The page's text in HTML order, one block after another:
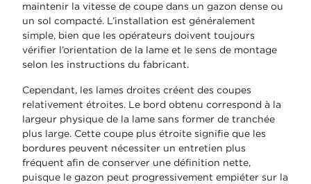
maintenir la vitesse de coupe dans un gazon dense ou
un sol compacté. L’installation est généralement
simple, bien que les opérateurs doivent toujours
vérifier l’orientation de la lame et le sens de montage
selon les instructions du fabricant.
Cependant, les lames droites créent des coupes
relativement étroites. Le bord obtenu correspond à la
largeur physique de la lame sans former de tranchée
plus large. Cette coupe plus étroite signifie que les
bordures peuvent nécessiter un entretien plus
fréquent afin de conserver une définition nette,
puisque le gazon peut progressivement empiéter sur la